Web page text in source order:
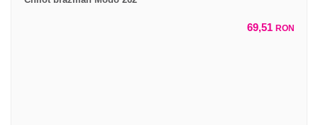
69,51 RON